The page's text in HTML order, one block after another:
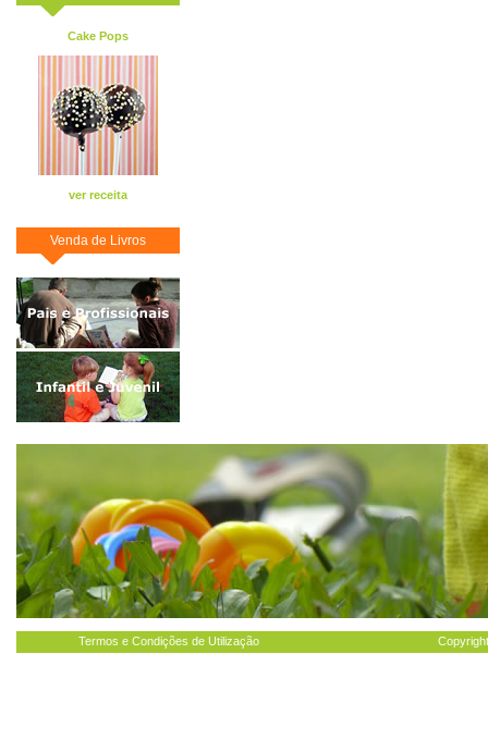
Cake Pops
ver receita
Venda de Livros
Termos e Condições de Utilização